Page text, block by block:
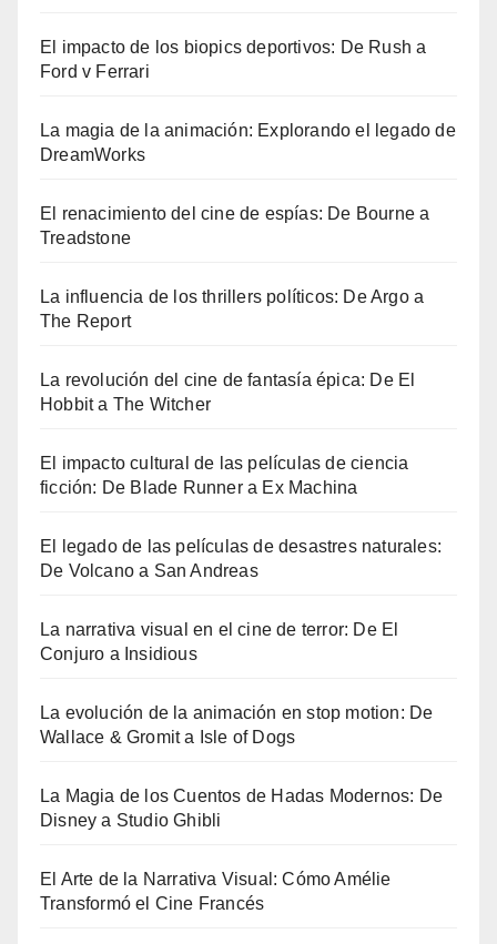
El impacto de los biopics deportivos: De Rush a
Ford v Ferrari
La magia de la animación: Explorando el legado de
DreamWorks
El renacimiento del cine de espías: De Bourne a
Treadstone
La influencia de los thrillers políticos: De Argo a
The Report
La revolución del cine de fantasía épica: De El
Hobbit a The Witcher
El impacto cultural de las películas de ciencia
ficción: De Blade Runner a Ex Machina
El legado de las películas de desastres naturales:
De Volcano a San Andreas
La narrativa visual en el cine de terror: De El
Conjuro a Insidious
La evolución de la animación en stop motion: De
Wallace & Gromit a Isle of Dogs
La Magia de los Cuentos de Hadas Modernos: De
Disney a Studio Ghibli
El Arte de la Narrativa Visual: Cómo Amélie
Transformó el Cine Francés